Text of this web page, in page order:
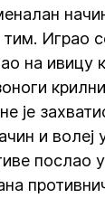
Играо
на ивицу
је
и волеј
послао